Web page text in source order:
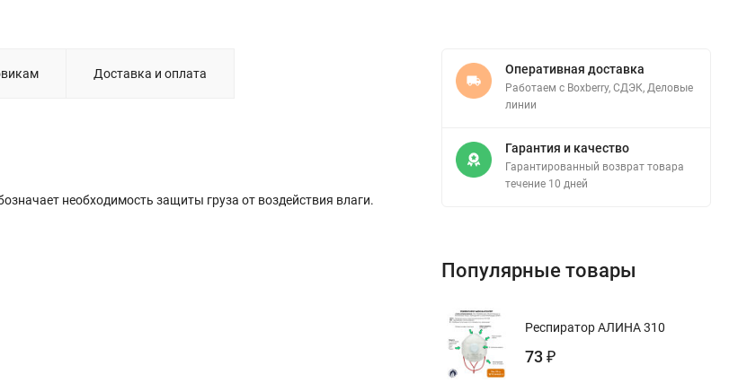
Доставка и оплата
необходимость защиты груза от воздействия влаги.
Оперативная доставка
Работаем с Boxberry, СДЭК, Деловые
линии
Гарантия и качество
Гарантированный возврат товара
течение 10 дней
Популярные товары
Респиратор АЛИНА 310
73 ₽